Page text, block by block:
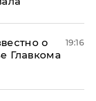
о
Главкома
19:16